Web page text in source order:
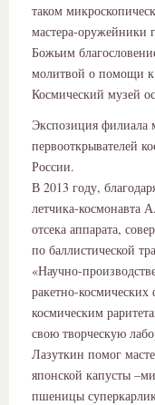
таком
мастера-оружейники
Божьим
молитвой о помощи к
Космический музей
Экспозиция филиала
первооткрывателей
России.
В 2013 году,
летчика-космонавта
отсека аппарата,
по баллистической
«Научно-
ракетно-
космическим
свою творческую
Лазуткин помог
японской капусты
пшеницы